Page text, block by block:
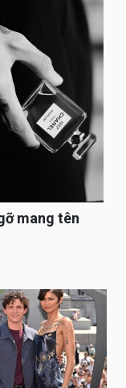
mang tên